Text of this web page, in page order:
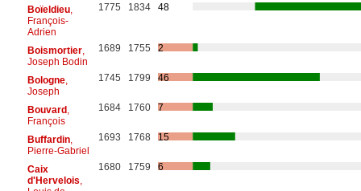
Boïeldieu,
François-
Adrien
1775 1834 48
Boismortier,
Joseph Bodin
1689 1755 2
Bologne,
Joseph
1745 1799 46
Bouvard,
François
1684 1760 7
Buffardin,
Pierre-Gabriel
1693 1768 15
Caix
d'Hervelois
1680 1759 6